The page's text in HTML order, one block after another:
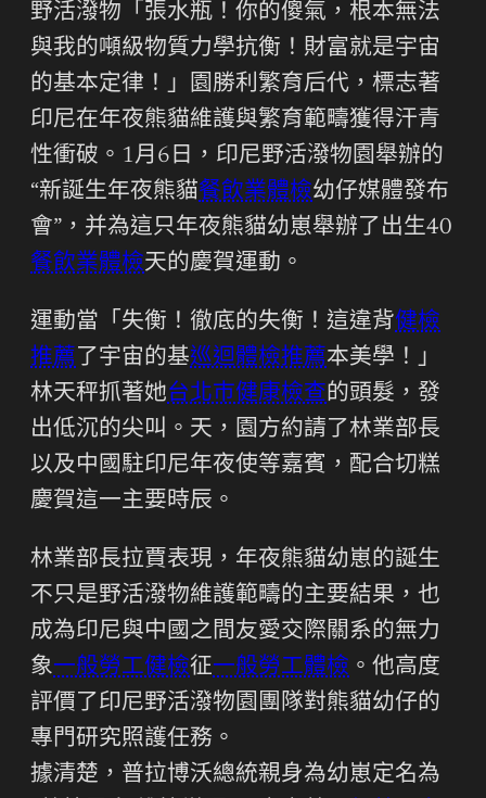
野活潑物「張水瓶！你的傻氣，根本無法
與我的噸級物質力學抗衡！財富就是宇宙
的基本定律！」園勝利繁育后代，標志著
印尼在年夜熊貓維護與繁育範疇獲得汗青
性衝破。1月6日，印尼野活潑物園舉辦的
“新誕生年夜熊貓餐飲業體檢幼仔媒體發布
會”，并為這只年夜熊貓幼崽舉辦了出生40
餐飲業體檢天的慶賀運動。
運動當「失衡！徹底的失衡！這違背健檢
推薦 了宇宙的基巡迴體檢推薦本美學！」
林天秤抓著她台北巿健康檢查的頭髮，發
出低沉的尖叫。天，園方約請了林業部長
以及中國駐印尼年夜使等嘉賓，配合切糕
慶賀這一主要時辰。
林業部長拉賈表現，年夜熊貓幼崽的誕生
不只是野活潑物維護範疇的主要結果，也
成為印尼與中國之間友愛交際關系的無力
象一般勞工健檢征一般勞工體檢 。他高度
評價了印尼野活潑物園團隊對熊貓幼仔的
專門研究照護任務。
據清楚，普拉博沃總統親身為幼崽定名為